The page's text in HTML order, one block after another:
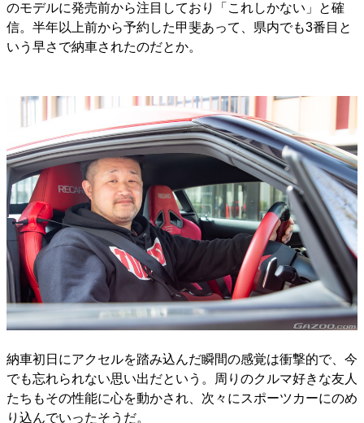
のモデルに発売前から注目しており「これしかない」と確
信。半年以上前から予約した甲斐あって、県内でも3番目と
いう早さで納車されたのだとか。
納車初日にアクセルを踏み込んだ瞬間の感覚は衝撃的で、今
でも忘れられない思い出だという。周りのクルマ好きな友人
たちもその性能に心を動かされ、次々にスポーツカーにのめ
り込んでいったそうだ。